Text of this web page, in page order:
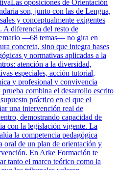
Las oposiciones de Orientación
son, junto con las de Lengua,
y conceptualmente exigentes
A diferencia del resto de
—68 temas— no gira en
concreta, sino que integra bases
y normativas aplicadas a la
atención a la diversidad,
especiales, acción tutorial,
y profesional y convivencia
combina el desarrollo escrito
práctico en el que el
una intervención real de
demostrando capacidad de
con la legislación vigente. La
la competencia pedagógica
oral de un plan de orientación y
En Arke Formación te
tanto el marco teórico como la